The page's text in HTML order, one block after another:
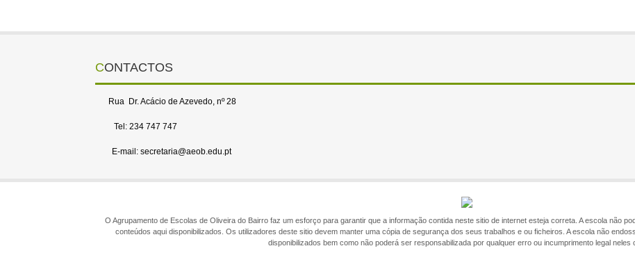
CONTACTOS
Rua Dr. Acácio de Azevedo, nº 28
Tel: 234 747 747
E-mail: secretaria@aeob.edu.pt
O Agrupamento de Escolas de Oliveira do Bairro faz um esforço para garantir que a informação contida neste sitio de internet esteja correta. A escola não
conteúdos aqui disponibilizados. Os utilizadores deste sitio devem manter uma cópia de segurança dos seus trabalhos e ou ficheiros. A escola não
disponibilizados bem como não poderá ser responsabilizada por qualquer erro ou incumprimento legal neles